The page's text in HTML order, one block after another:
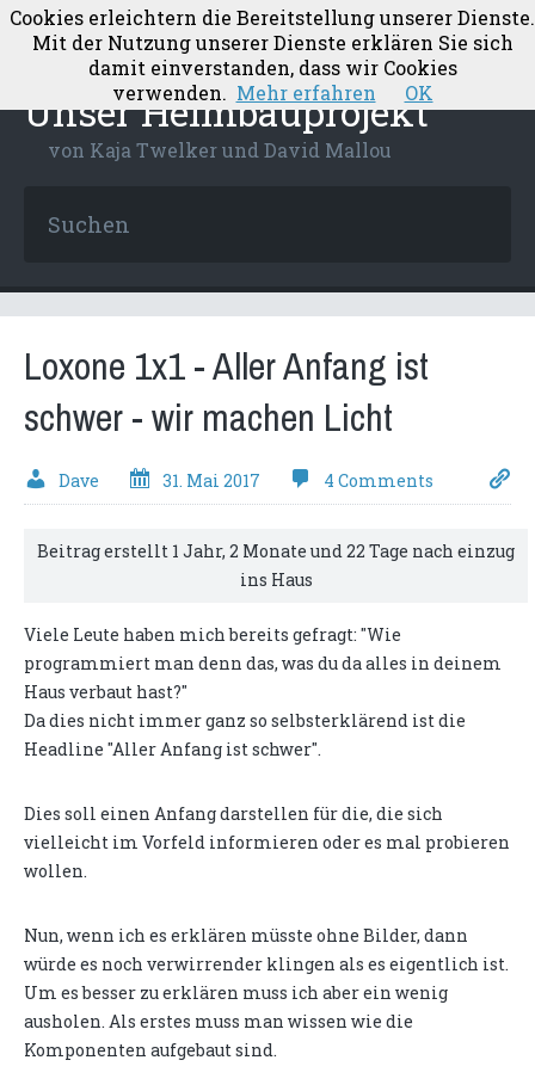
Unser Heimbauprojekt
von Kaja Twelker und David Mallou
Loxone 1x1 - Aller Anfang ist
schwer - wir machen Licht
Dave 31. Mai 2017 4 Comments
Beitrag erstellt 1 Jahr, 2 Monate und 22 Tage nach einzug
ins Haus
Viele Leute haben mich bereits gefragt: "Wie
programmiert man denn das, was du da alles in deinem
Haus verbaut hast?"
Da dies nicht immer ganz so selbsterklärend ist die
Headline "Aller Anfang ist schwer".
Dies soll einen Anfang darstellen für die, die sich
vielleicht im Vorfeld informieren oder es mal probieren
wollen.
Nun, wenn ich es erklären müsste ohne Bilder, dann
würde es noch verwirrender klingen als es eigentlich ist.
Um es besser zu erklären muss ich aber ein wenig
ausholen. Als erstes muss man wissen wie die
Komponenten aufgebaut sind.
Cookies erleichtern die Bereitstellung unserer Dienste.
Mit der Nutzung unserer Dienste erklären Sie sich
damit einverstanden, dass wir Cookies
verwenden. Mehr erfahren OK